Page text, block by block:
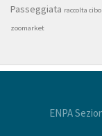
Passeggiata raccolta cibo
zoomarket
ENPA